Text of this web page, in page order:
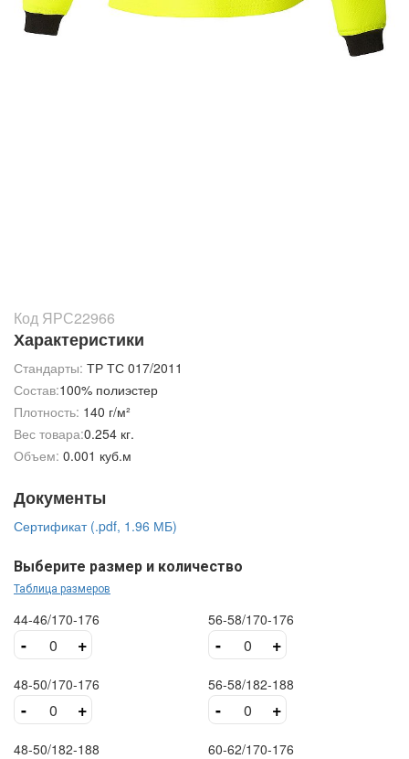
Код ЯРС22966
Характеристики
Стандарты: ТР ТС 017/2011
Состав:100% полиэстер
Плотность: 140 г/м²
Вес товара:0.254 кг.
Объем: 0.001 куб.м
Документы
Сертификат (.pdf, 1.96 МБ)
Выберите размер и количество
Таблица размеров
44-46/170-176
- +
48-50/170-176
- +
48-50/182-188
56-58/170-176
- +
56-58/182-188
- +
60-62/170-176